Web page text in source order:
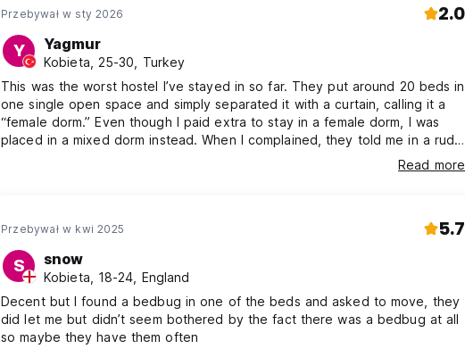
Przebywał w sty 2026 2.0
Y Yagmur
Kobieta, 25-30, Turkey
This was the worst hostel I’ve stayed in so far. They put around 20 beds in
one single open space and simply separated it with a curtain, calling it a
“female dorm.” Even though I paid extra to stay in a female dorm, I was
placed in a mixed dorm instead. When I complained, they told me in a rude
manner that the female dorm was full and that I could either accept it or
leave and get a refund. I was not satisfied at all. Because so many people
Read more
Przebywał w kwi 2025 5.7
S snow
Kobieta, 18-24, England
Decent but I found a bedbug in one of the beds and asked to move, they
did let me but didn’t seem bothered by the fact there was a bedbug at all
so maybe they have them often